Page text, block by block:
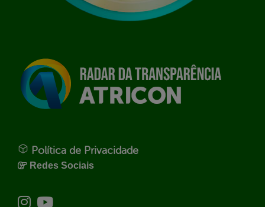
Política de Privacidade
Redes Sociais